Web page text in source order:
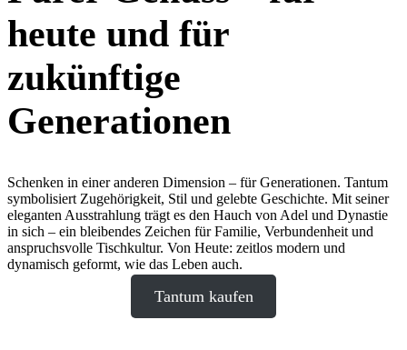
heute und für
zukünftige
Generationen
Schenken in einer anderen Dimension – für Generationen. Tantum
symbolisiert Zugehörigkeit, Stil und gelebte Geschichte. Mit seiner
eleganten Ausstrahlung trägt es den Hauch von Adel und Dynastie
in sich – ein bleibendes Zeichen für Familie, Verbundenheit und
anspruchsvolle Tischkultur. Von Heute: zeitlos modern und
dynamisch geformt, wie das Leben auch.
Tantum kaufen